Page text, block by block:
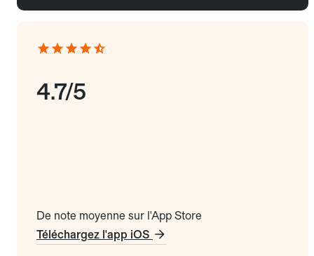
4.7/5
De note moyenne sur l'App Store
Téléchargez l'app iOS